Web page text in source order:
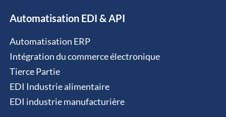
Automatisation EDI & API
Automatisation ERP
Intégration du commerce électronique
Tierce Partie
EDI Industrie alimentaire
EDI industrie manufacturière